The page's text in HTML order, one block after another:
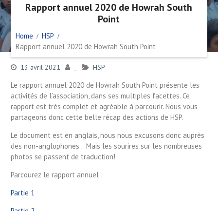
Rapport annuel 2020 de Howrah South
Point
Home
HSP
Rapport annuel 2020 de Howrah South Point
13 avril 2021 HSP
Le rapport annuel 2020 de Howrah South Point présente les
activités de l’association, dans ses multiples facettes. Ce
rapport est très complet et agréable à parcourir. Nous vous
partageons donc cette belle récap des actions de HSP.
Le document est en anglais, nous nous excusons donc auprès
des non-anglophones… Mais les sourires sur les nombreuses
photos se passent de traduction!
Parcourez le rapport annuel :
Partie 1